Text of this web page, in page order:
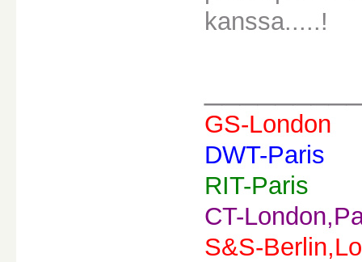
kanssa.....!
GS-London
DWT-Paris
RIT-Paris
CT-
S&S-